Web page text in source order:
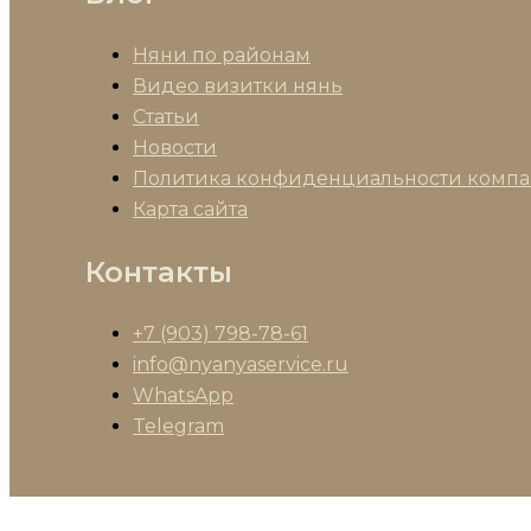
Няни по районам
Видео визитки нянь
Статьи
Новости
Политика конфиденциальности
Карта сайта
Контакты
+7 (903) 798-78-61
info@nyanyaservice.ru
WhatsApp
Telegram